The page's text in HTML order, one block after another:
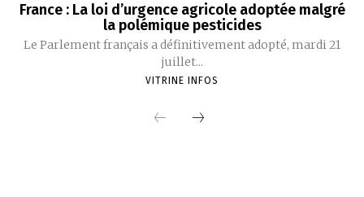
France : La loi d’urgence agricole adoptée malgré
la polémique pesticides
Le Parlement français a définitivement adopté, mardi 21
juillet...
VITRINE INFOS